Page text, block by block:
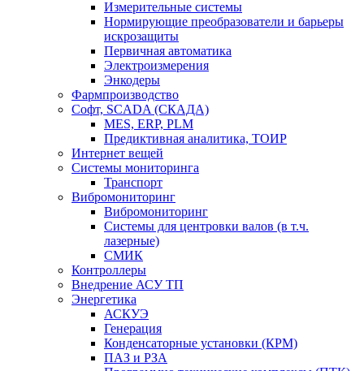
Измерительные системы
Нормирующие преобразователи и барьеры
искрозащиты
Первичная автоматика
Электроизмерения
Энкодеры
Фармпроизводство
Софт, SCADA (СКАДА)
MES, ERP, PLM
Предиктивная аналитика, ТОИР
Интернет вещей
Системы мониторинга
Транспорт
Вибромониторинг
Вибромониторинг
Системы для центровки валов (в т.ч.
лазерные)
СМИК
Контроллеры
Внедрение АСУ ТП
Энергетика
АСКУЭ
Генерация
Конденсаторные установки (КРМ)
ПАЗ и РЗА